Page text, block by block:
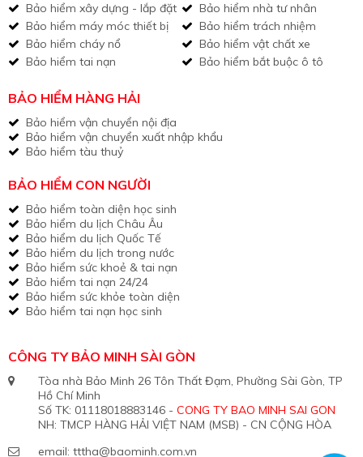
Bảo hiểm xây dựng - lắp đặt
Bảo hiểm nhà tư nhân
Bảo hiểm máy móc thiết bị
Bảo hiểm trách nhiệm
Bảo hiểm cháy nổ
Bảo hiểm vật chất xe
Bảo hiểm tai nạn
Bảo hiểm bắt buộc ô tô
BẢO HIỂM HÀNG HẢI
Bảo hiểm vận chuyển nội địa
Bảo hiểm vận chuyển xuất nhập khẩu
Bảo hiểm tàu thuỷ
BẢO HIỂM CON NGƯỜI
Bảo hiểm toàn diện học sinh
Bảo hiểm du lịch Châu Âu
Bảo hiểm du lịch Quốc Tế
Bảo hiểm du lịch trong nước
Bảo hiểm sức khoẻ & tai nạn
Bảo hiểm tai nạn 24/24
Bảo hiểm sức khỏe toàn diện
Bảo hiểm tai nạn học sinh
CÔNG TY BẢO MINH SÀI GÒN
Tòa nhà Bảo Minh 26 Tôn Thất Đạm, Phường Sài Gòn, TP
Hồ Chí Minh
Số TK: 01118018883146 -CONG TY BAO MINH SAI GON
NH: TMCP HÀNG HẢI VIỆT NAM (MSB) - CN CỘNG HÒA
email:tttha@baominh.com.vn